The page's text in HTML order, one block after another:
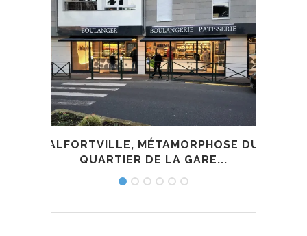
ALFORTVILLE, MÉTAMORPHOSE DU
QUARTIER DE LA GARE...